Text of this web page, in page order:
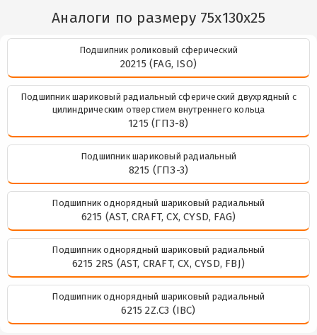
Аналоги по размеру 75x130x25
Подшипник роликовый сферический
20215 (FAG, ISO)
Подшипник шариковый радиальный сферический двухрядный с
цилиндрическим отверстием внутреннего кольца
1215 (ГПЗ-8)
Подшипник шариковый радиальный
8215 (ГПЗ-3)
Подшипник однорядный шариковый радиальный
6215 (AST, CRAFT, CX, CYSD, FAG)
Подшипник однорядный шариковый радиальный
6215 2RS (AST, CRAFT, CX, CYSD, FBJ)
Подшипник однорядный шариковый радиальный
6215 2Z.C3 (IBC)